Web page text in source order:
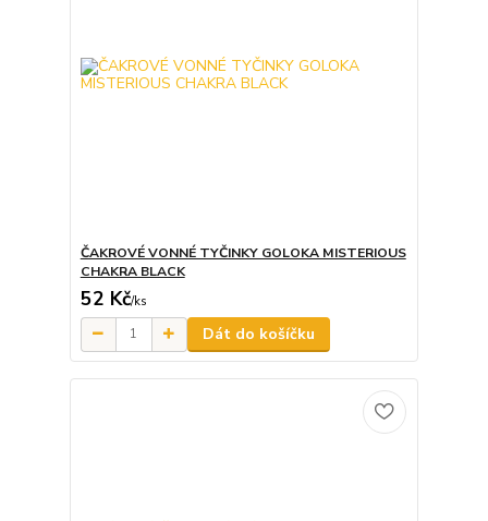
ČAKROVÉ VONNÉ TYČINKY GOLOKA MISTERIOUS
CHAKRA BLACK
52 Kč/ks
Dát do košíčku